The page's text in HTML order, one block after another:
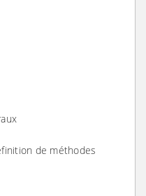
de méthodes